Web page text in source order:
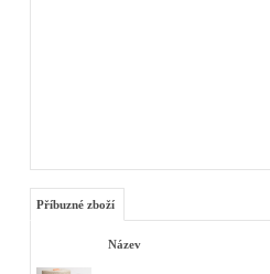
Příbuzné zboží
Název